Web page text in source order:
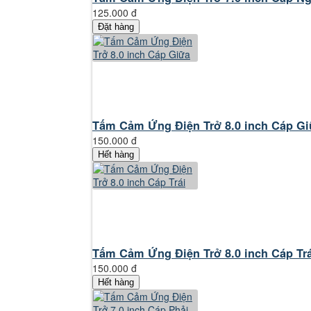
125.000 đ
Đặt hàng
Tấm Cảm Ứng Điện Trở 8.0 inch Cáp
150.000 đ
Hết hàng
Tấm Cảm Ứng Điện Trở 8.0 inch Cáp
150.000 đ
Hết hàng